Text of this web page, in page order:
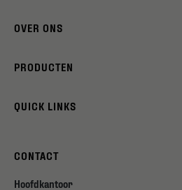
OVER ONS
PRODUCTEN
QUICK LINKS
CONTACT
Hoofdkantoor